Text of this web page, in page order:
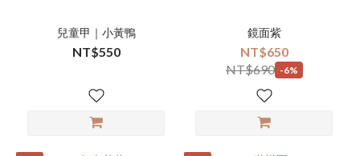
兒童甲｜小黃鴨
NT$550
鏡面紫
NT$650
NT$690 -6%